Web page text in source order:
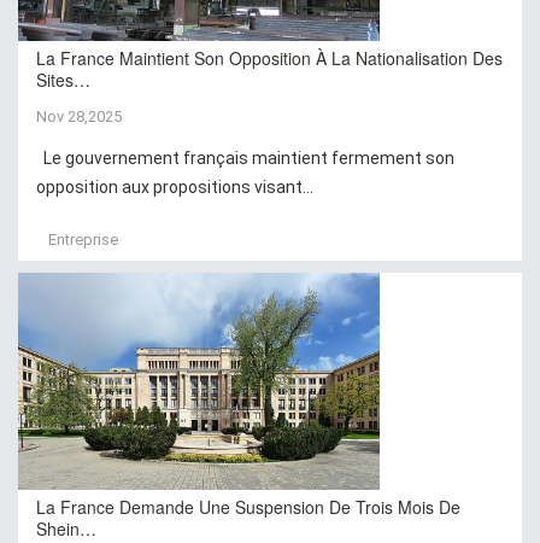
La France Maintient Son Opposition À La Nationalisation Des
Sites…
Nov 28,2025
Le gouvernement français maintient fermement son
opposition aux propositions visant...
Entreprise
La France Demande Une Suspension De Trois Mois De
Shein…